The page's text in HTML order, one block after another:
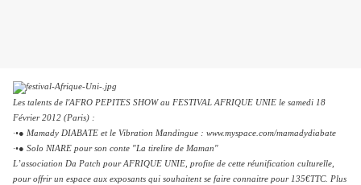
Les talents de l'AFRO PEPITES SHOW au FESTIVAL AFRIQUE UNIE le samedi 18
Février 2012 (Paris) :
·•● Mamady DIABATE et le Vibration Mandingue : www.myspace.com/mamadydiabate
·•● Solo NIARE pour son conte "La tirelire de Maman"
L’association Da Patch pour AFRIQUE UNIE, profite de cette réunification culturelle,
pour offrir un espace aux exposants qui souhaitent se faire connaitre pour 135€TTC. Plus